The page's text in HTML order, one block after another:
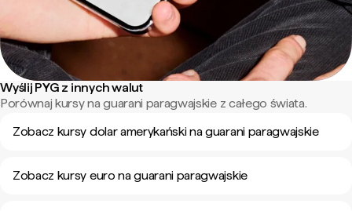
Wyślij PYG z innych walut
Porównaj kursy na guarani paragwajskie z całego świata.
Zobacz kursy dolar amerykański na guarani paragwajskie
Zobacz kursy euro na guarani paragwajskie